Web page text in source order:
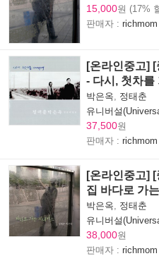
15,000원 (17%
판매자 : richmom
[온라인중고]
- 다시, 첫차를
박은옥
정태춘
유니버설
37,500원
판매자 : richmom
[온라인중고]
집 바다로 가
박은옥
정태춘
유니버설
38,000원
판매자 : richmom